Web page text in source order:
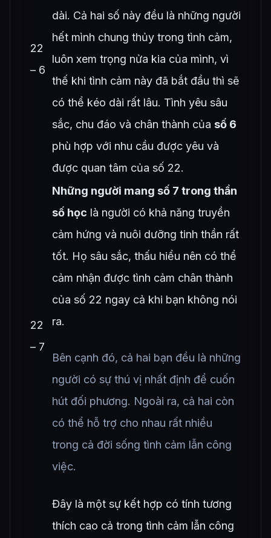
22
– 6
dài. Cả hai số này đều là những người
hết mình chung thủy trong tình cảm,
luôn xem trọng nửa kia của mình, vì
thế khi tình cảm này đã bắt đầu thì sẽ
có thể kéo dài rất lâu. Tình yêu sâu
sắc, chu đáo và chân thành của số 6
phù hợp với nhu cầu được yêu và
được quan tâm của số 22.
22
– 7
Những người mang số 7 trong thần
số học là người có khả năng truyền
cảm hứng và nuôi dưỡng tinh thần rất
tốt. Họ sâu sắc, thấu hiểu nên có thể
cảm nhận được tình cảm chân thành
của số 22 ngay cả khi bạn không nói
ra.
Bên cạnh đó, cả hai bạn đều là những
người có sự thú vị nhất định để cuốn
hút đối phương. Ngoài ra, cả hai còn
có thể hỗ trợ cho nhau rất nhiều
trong cả đời sống tình cảm lẫn công
việc.
Đây là một sự kết hợp có tính tương
thích cao cả trong tình cảm lẫn công